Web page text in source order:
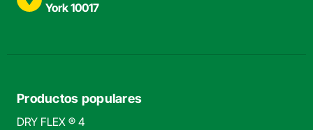
York 10017
Productos populares
DRY FLEX ® 4